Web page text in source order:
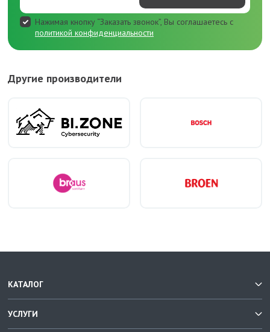
Нажимая кнопку “Заказать звонок”, Вы соглашаетесь с
политикой конфиденциальности
Другие производители
КАТАЛОГ
УСЛУГИ